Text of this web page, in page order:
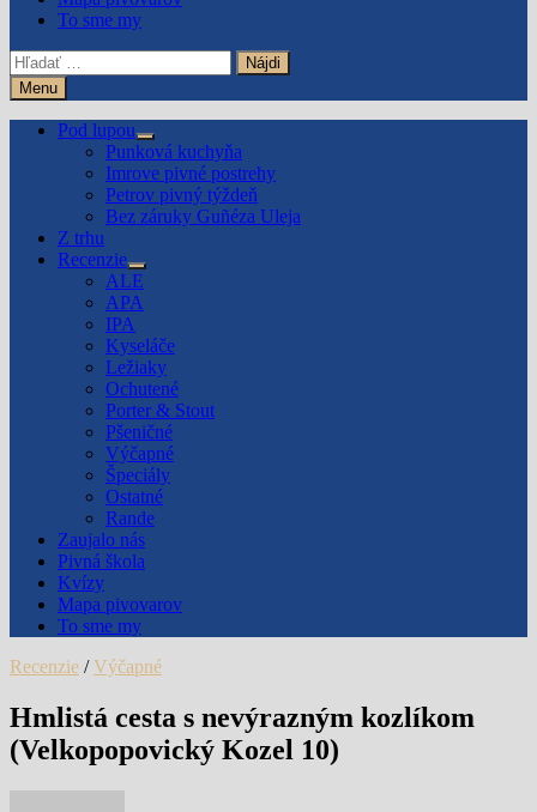
To sme my
Hľadať:
Menu
Pod lupou
Show
sub
menu
Punková kuchyňa
Imrove pivné postrehy
Petrov pivný týždeň
Bez záruky Guñéza Uleja
Z trhu
Recenzie
Show
sub
menu
ALE
APA
IPA
Kyseláče
Ležiaky
Ochutené
Porter & Stout
Pšeničné
Výčapné
Špeciály
Ostatné
Rande
Zaujalo nás
Pivná škola
Kvízy
Mapa pivovarov
To sme my
Recenzie /Výčapné
Hmlistá cesta s nevýrazným kozlíkom
(Velkopopovický Kozel 10)